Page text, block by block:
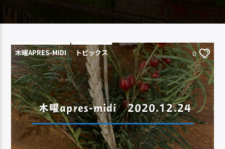
木曜APRES-MIDI トピックス 0
木曜apres-midi 2020.12.24